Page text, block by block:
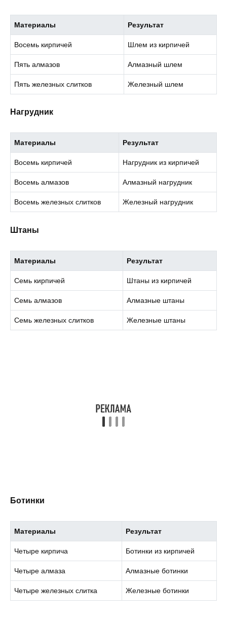
Материалы Результат
Восемь кирпичей Шлем из кирпичей
Пять алмазов Алмазный шлем
Пять железных слитков Железный шлем
Нагрудник
Материалы Результат
Восемь кирпичей Нагрудник из кирпичей
Восемь алмазов Алмазный нагрудник
Восемь железных слитков Железный нагрудник
Штаны
Материалы Результат
Семь кирпичей Штаны из кирпичей
Семь алмазов Алмазные штаны
Семь железных слитков Железные штаны
Ботинки
Материалы Результат
Четыре кирпича Ботинки из кирпичей
Четыре алмаза Алмазные ботинки
Четыре железных слитка Железные ботинки